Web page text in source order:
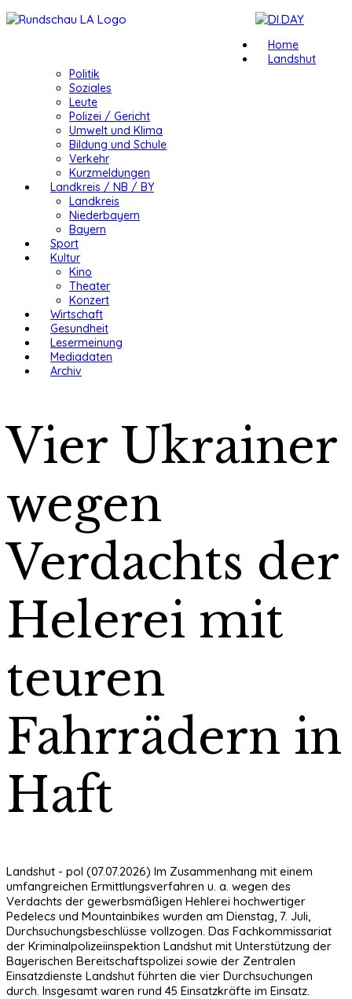
Home
Landshut
Politik
Soziales
Leute
Polizei / Gericht
Umwelt und Klima
Bildung und Schule
Verkehr
Kurzmeldungen
Landkreis / NB / BY
Landkreis
Niederbayern
Bayern
Sport
Kultur
Kino
Theater
Konzert
Wirtschaft
Gesundheit
Lesermeinung
Mediadaten
Archiv
Vier Ukrainer
wegen
Verdachts der
Helerei mit
teuren
Fahrrädern in
Haft
Landshut - pol (07.07.2026) Im Zusammenhang mit einem
umfangreichen Ermittlungsverfahren u. a. wegen des
Verdachts der gewerbsmäßigen Hehlerei hochwertiger
Pedelecs und Mountainbikes wurden am Dienstag, 7. Juli,
Durchsuchungsbeschlüsse vollzogen. Das Fachkommissariat
der Kriminalpolizeiinspektion Landshut mit Unterstützung der
Bayerischen Bereitschaftspolizei sowie der Zentralen
Einsatzdienste Landshut führten die vier Durchsuchungen
durch. Insgesamt waren rund 45 Einsatzkräfte im Einsatz.